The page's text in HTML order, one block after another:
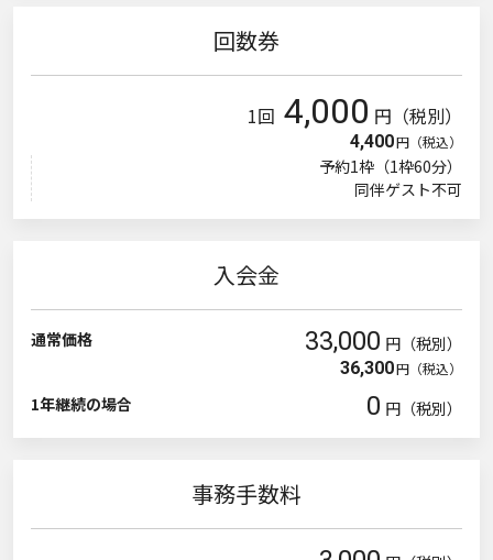
回数券
1回 4,000 円（税別）
4,400円（税込）
予約1枠（1枠60分）
同伴ゲスト不可
入会金
通常価格 33,000 円（税別）
36,300円（税込）
1年継続の場合 0 円（税別）
事務手数料